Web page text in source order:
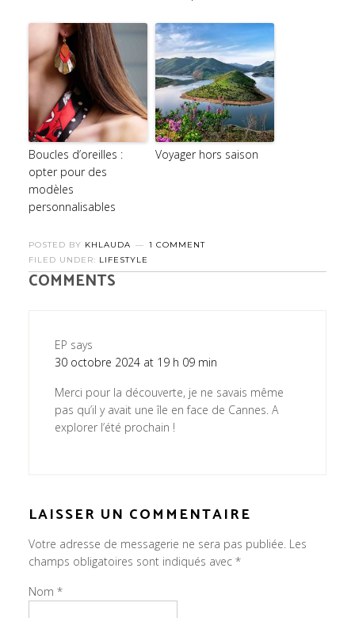
Boucles d’oreilles :
opter pour des
modèles
personnalisables
Voyager hors saison
POSTED BY KHLAUDA
1 COMMENT
FILED UNDER: LIFESTYLE
COMMENTS
EP says
30 octobre 2024 at 19 h 09 min
Merci pour la découverte, je ne savais même
pas qu’il y avait une île en face de Cannes. A
explorer l’été prochain !
LAISSER UN COMMENTAIRE
Votre adresse de messagerie ne sera pas publiée.Les
champs obligatoires sont indiqués avec *
Nom *